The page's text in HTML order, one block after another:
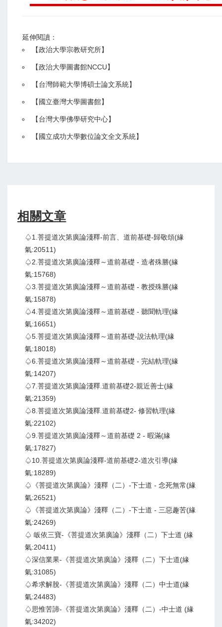
延伸閱讀：
【政治大學宗教研究所】
【政治大學圖書館NCCU】
【台灣師範大學博碩士論文系統】
【國立臺灣大學圖書館】
【台灣大學佛學研究中心】
【國立成功大學數位論文全文系統】
相關文章
♤1.菩提道次第廣論淺釋-前言、道前基礎-歸敬頌(緣
氣:20511)
♤2.菩提道次第廣論淺釋～道前基礎 - 造者殊勝(緣
氣:15768)
♤3.菩提道次第廣論淺釋～道前基礎 - 教授殊勝(緣
氣:15878)
♤4.菩提道次第廣論淺釋～道前基礎 - 聽聞軌理(緣
氣:16651)
♤5.菩提道次第廣論淺釋～道前基礎-說法軌理(緣
氣:18018)
♤6.菩提道次第廣論淺釋～道前基礎 - 完結軌理(緣
氣:14207)
♤7.菩提道次第廣論淺釋.道前基礎2-親近善士(緣
氣:21359)
♤8.菩提道次第廣論淺釋.道前基礎2- 修習軌理(緣
氣:22102)
♤9.菩提道次第廣論淺釋～道前基礎 2 - 暇滿(緣
氣:17827)
♤10.菩提道次第廣論淺釋-道前基礎2-道次引導(緣
氣:18289)
♤《菩提道次第廣論》淺釋（二）-下士道 - 念死無常(緣
氣:26521)
♤《菩提道次第廣論》淺釋（二）-下士道 - 三惡趣苦(緣
氣:24269)
♤ 皈依三寶-《菩提道次第廣論》淺釋（二）下士道 (緣
氣:20411)
♤深信業果-《菩提道次第廣論》淺釋（二）下士道(緣
氣:31085)
♤希求解脫-《菩提道次第廣論》淺釋（二）中士道(緣
氣:24483)
♤思惟苦諦-《菩提道次第廣論》淺釋（二）-中士道 (緣
氣:34202)